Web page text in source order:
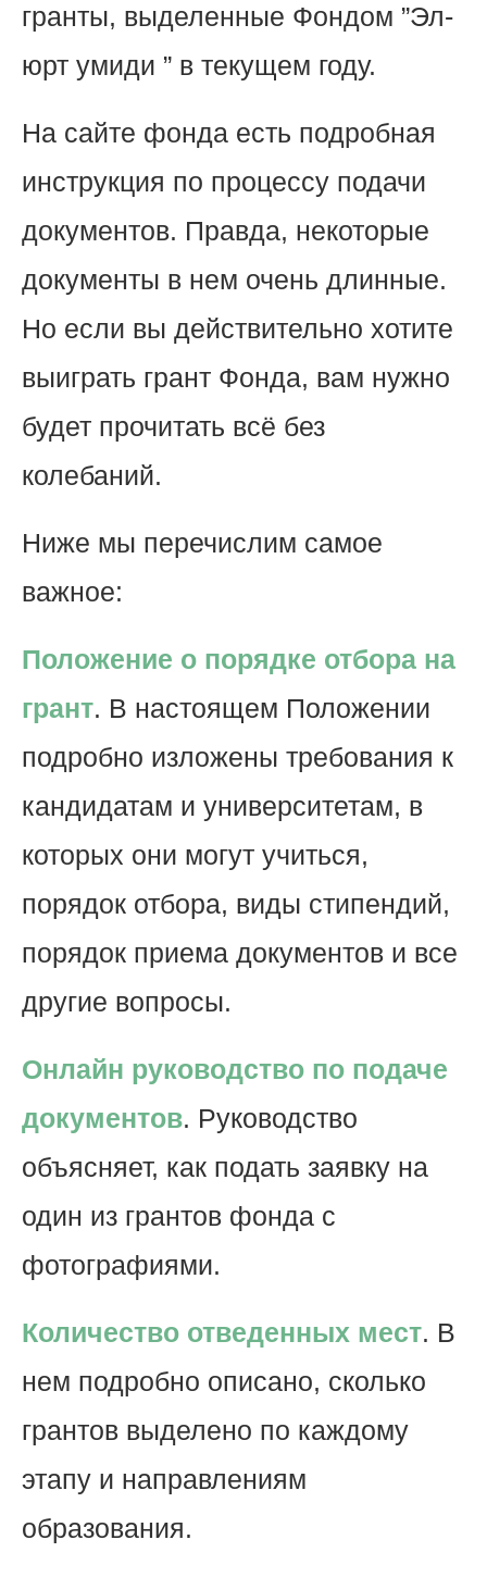
гранты, выделенные Фондом ”Эл-
юрт умиди ” в текущем году.
На сайте фонда есть подробная
инструкция по процессу подачи
документов. Правда, некоторые
документы в нем очень длинные.
Но если вы действительно хотите
выиграть грант Фонда, вам нужно
будет прочитать всё без
колебаний.
Ниже мы перечислим самое
важное:
Положение о порядке отбора на
грант. В настоящем Положении
подробно изложены требования к
кандидатам и университетам, в
которых они могут учиться,
порядок отбора, виды стипендий,
порядок приема документов и все
другие вопросы.
Онлайн руководство по подаче
документов. Руководство
объясняет, как подать заявку на
один из грантов фонда с
фотографиями.
Количество отведенных мест. В
нем подробно описано, сколько
грантов выделено по каждому
этапу и направлениям
образования.